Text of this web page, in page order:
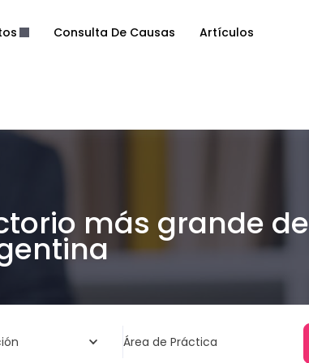
Consulta De Causas Artículos
más grande de
Área de Práctica